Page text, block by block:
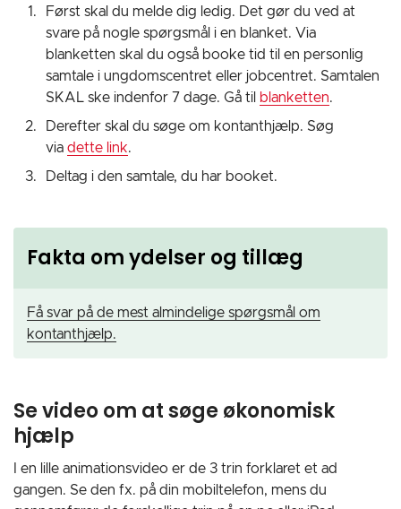
Først skal du melde dig ledig. Det gør du ved at
svare på nogle spørgsmål i en blanket. Via
blanketten skal du også booke tid til en personlig
samtale i ungdomscentret eller jobcentret. Samtalen
SKAL ske indenfor 7 dage. Gå til blanketten.
Derefter skal du søge om kontanthjælp. Søg
via dette link.
Deltag i den samtale, du har booket.
Fakta om ydelser og tillæg
Få svar på de mest almindelige spørgsmål om
kontanthjælp.
Se video om at søge økonomisk
hjælp
I en lille animationsvideo er de 3 trin forklaret et ad
gangen. Se den fx. på din mobiltelefon, mens du